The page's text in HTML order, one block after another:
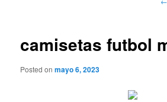
camisetas futbol
Posted onmayo 6, 2023